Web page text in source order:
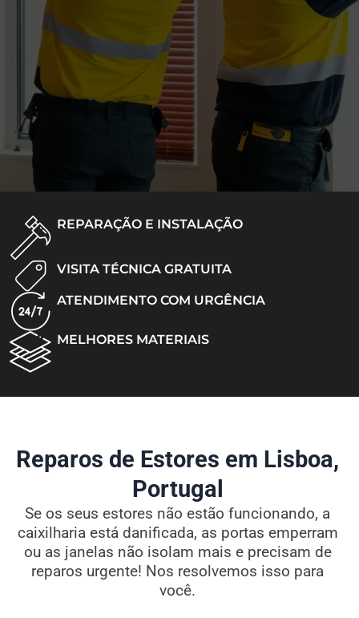
REPARAÇÃO E INSTALAÇÃO
VISITA TÉCNICA GRATUITA
ATENDIMENTO COM URGÊNCIA
MELHORES MATERIAIS
Reparos de Estores em Lisboa,
Portugal
Se os seus estores não estão funcionando, a
caixilharia está danificada, as portas emperram
ou as janelas não isolam mais e precisam de
reparos urgente! Nos resolvemos isso para
você.